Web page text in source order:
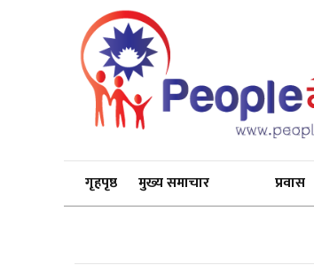
गृहपृष्ठ मुख्य समाचार प्रवास